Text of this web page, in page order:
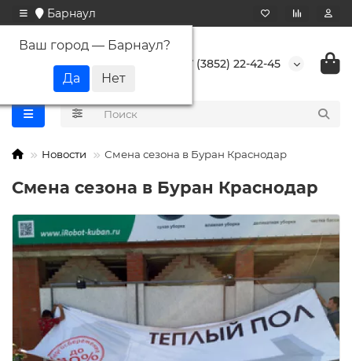
Барнаул
Ваш город — Барнаул?
+7 (3852) 22-42-45
Новости Смена сезона в Буран Краснодар
Смена сезона в Буран Краснодар